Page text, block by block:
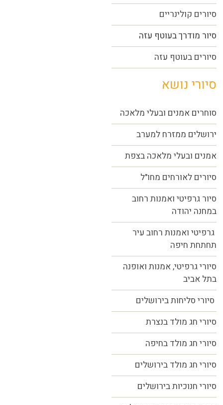
סיורים קולינריים
סיור מודרך בעוטף עזה
סיורים בעוטף עזה
סיורי נושא
סוחרים אמנים ובעלי מלאכה
ירושלים ממזרח למערב
אמנים ובעלי מלאכה בצפת
סיורים לאורחים מחו"ל
סיור גרפיטי ואמנות רחוב
במחנה יהודה
גרפיטי ואמנות רחוב עיר
תחתחת חיפה
סיורי גרפיטי, אמנות ואופנה
בתל אביב
סיורי סליחות בירושלים
סיורי חג מולד בנצרת
סיורי חג מולד בחיפה
סיורי חג מולד בירושלים
סיורי חנוכיות בירושלים